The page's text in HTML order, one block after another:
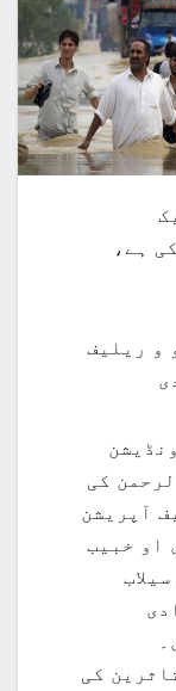
ہے،
و ریلیف
کی
آپریشن
او خبیب
میں سیلاب
کی